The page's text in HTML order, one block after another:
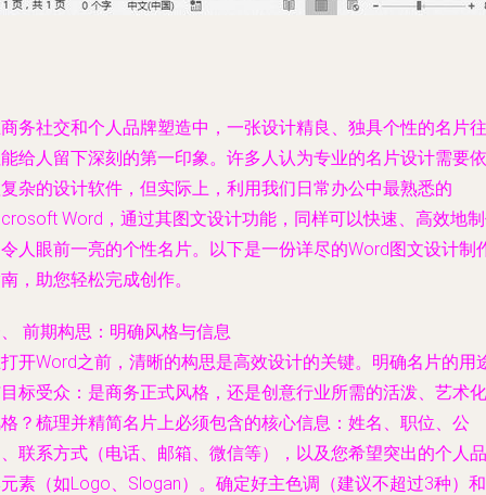
务社交和个人品牌塑造中，一张设计精良、独具个性的名片往
给人留下深刻的第一印象。许多人认为专业的名片设计需要依
杂的设计软件，但实际上，利用我们日常办公中最熟悉的
Word，通过其图文设计功能，同样可以快速、高效地
人眼前一亮的个性名片。以下是一份详尽的Word图文设计制
，助您轻松完成创作。
前期构思：明确风格与信息
开Word之前，清晰的构思是高效设计的关键。明确名片的用
标受众：是商务正式风格，还是创意行业所需的活泼、艺术化
？梳理并精简名片上必须包含的核心信息：姓名、职位、公
联系方式（电话、邮箱、微信等），以及您希望突出的个人品
素（如Logo、Slogan）。确定好主色调（建议不超过3种）和